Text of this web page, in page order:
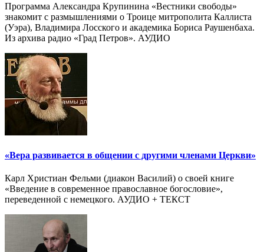
Программа Александра Крупинина «Вестники свободы»
знакомит с размышлениями о Троице митрополита Каллиста
(Уэра), Владимира Лосского и академика Бориса Раушенбаха.
Из архива радио «Град Петров». АУДИО
«Вера развивается в общении с другими членами Церкви»
Карл Христиан Фельми (диакон Василий) о своей книге
«Введение в современное православное богословие»,
переведенной с немецкого. АУДИО + ТЕКСТ